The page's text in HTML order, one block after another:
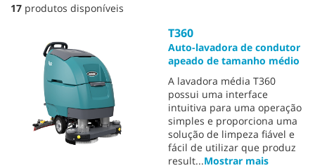
17 produtos disponíveis
T360
Auto-lavadora de condutor
apeado de tamanho médio
A lavadora média T360
possui uma interface
intuitiva para uma operação
simples e proporciona uma
solução de limpeza fiável e
fácil de utilizar que produz
result...Mostrar mais